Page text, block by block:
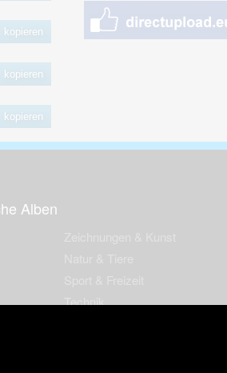
kopieren
kopieren
kopieren
Alben
Technik